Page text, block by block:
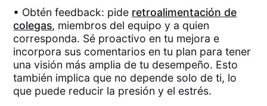
• Obtén feedback: pide retroalimentación de
colegas, miembros del equipo y a quien
corresponda. Sé proactivo en tu mejora e
incorpora sus comentarios en tu plan para tener
una visión más amplia de tu desempeño. Esto
también implica que no depende solo de ti, lo
que puede reducir la presión y el estrés.